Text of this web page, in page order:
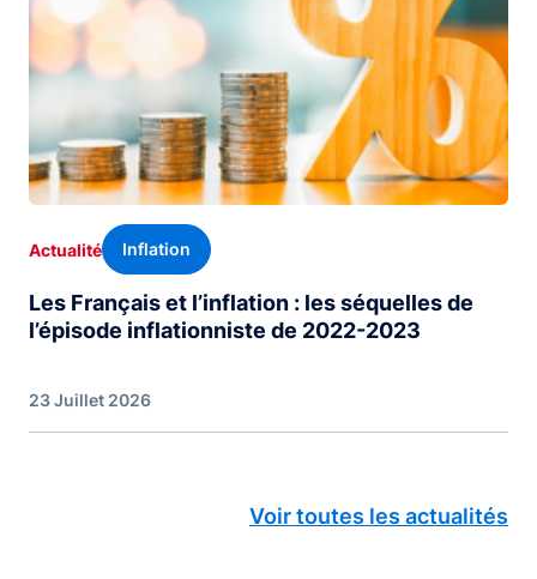
Actualité Inflation
Les Français et l’inflation : les séquelles de
l’épisode inflationniste de 2022-2023
23 Juillet 2026
Voir toutes les actualités